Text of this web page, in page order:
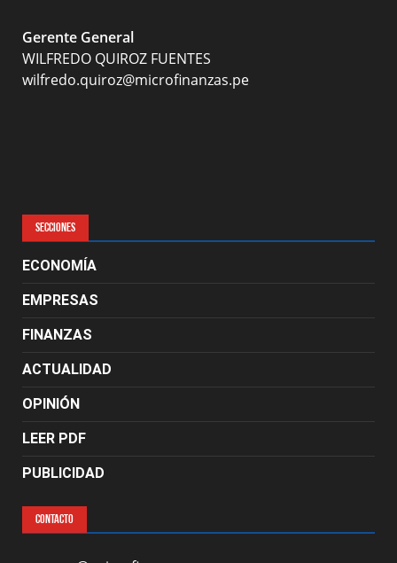
Gerente General
WILFREDO QUIROZ FUENTES
wilfredo.quiroz@microfinanzas.pe
SECCIONES
ECONOMÍA
EMPRESAS
FINANZAS
ACTUALIDAD
OPINIÓN
LEER PDF
PUBLICIDAD
CONTACTO